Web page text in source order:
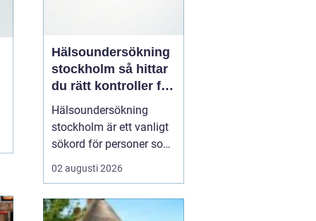
Hälsoundersökning
stockholm så hittar
du rätt kontroller för
din hälsa
Hälsoundersökning
stockholm är ett vanligt
sökord för personer som
vill få en tydlig bild av
sitt hälsoläge, upptäcka
medicinsk vägledning.
02 augusti 2026